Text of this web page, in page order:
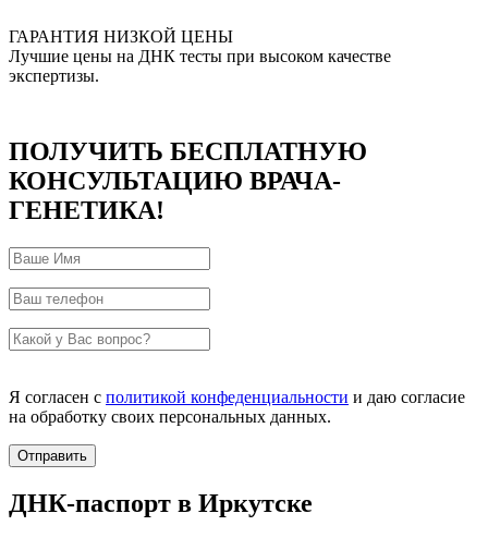
ГАРАНТИЯ НИЗКОЙ ЦЕНЫ
Лучшие цены на ДНК тесты при высоком качестве
экспертизы.
ПОЛУЧИТЬ БЕСПЛАТНУЮ
КОНСУЛЬТАЦИЮ ВРАЧА-
ГЕНЕТИКА!
Я согласен с политикой конфеденциальности и даю согласие
на обработку своих персональных данных.
ДНК-паспорт в Иркутске